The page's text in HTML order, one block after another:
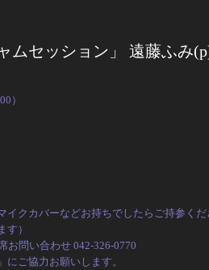
ムセッション」 遠藤ふみ
）
クカバーなどお持ちでしたらご持参くだ
す）
問い合わせ 042-326-0770
」にご協力お願いします。